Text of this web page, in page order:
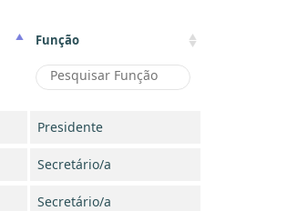
Função
Presidente
Secretário/a
Secretário/a